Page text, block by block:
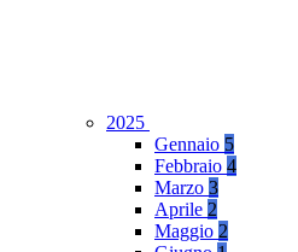
2025
Gennaio 5
Febbraio 4
Marzo 3
Aprile 2
Maggio 2